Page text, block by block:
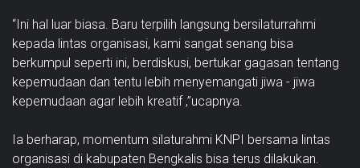
“Ini hal luar biasa. Baru terpilih langsung bersilaturrahmi
kepada lintas organisasi, kami sangat senang bisa
berkumpul seperti ini, berdiskusi, bertukar gagasan tentang
kepemudaan dan tentu lebih menyemangati jiwa - jiwa
kepemudaan agar lebih kreatif ,”ucapnya.
Ia berharap, momentum silaturahmi KNPI bersama lintas
organisasi di kabupaten Bengkalis bisa terus dilakukan.